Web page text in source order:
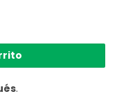
bronce antiguo
.